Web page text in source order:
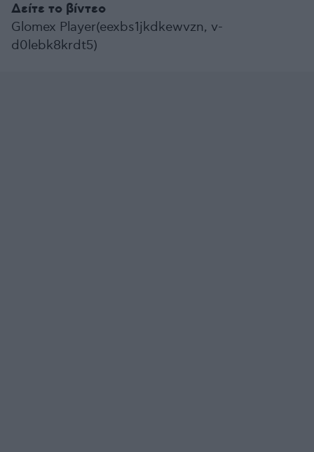
Δείτε το βίντεο
Glomex Player(eexbs1jkdkewvzn, v-
d0lebk8krdt5)